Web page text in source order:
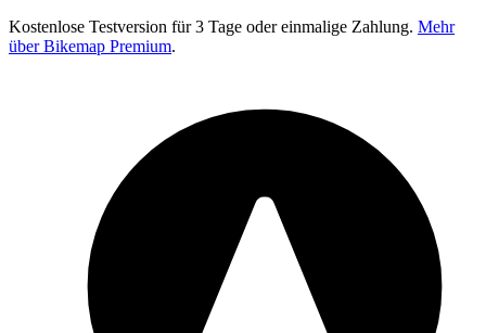
Kostenlose Testversion für 3 Tage oder einmalige Zahlung. Mehr
über Bikemap Premium.